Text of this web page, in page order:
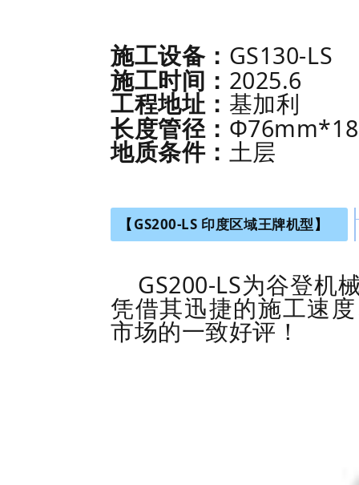
施工设备： GS130-LS
施工时间： 2025.6
工程地址： 基加利
长度管径：
地质条件： 土层
【GS200-LS 印度区域王牌机型】
GS200-LS为谷登机
凭借其迅捷的施工速
市场的一致好评！